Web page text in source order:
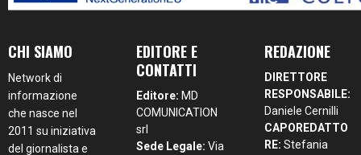
CHI SIAMO
Network di
informazione
che nasce nel
2011 su iniziativa
del giornalista e
EDITORE E
CONTATTI
Editore: MD
COMUNICATION
srl
Sede Legale: Via
REDAZIONE
DIRETTORE
RESPONSABILE:
Daniele Cernilli
CAPOREDATTO
RE: Stefania